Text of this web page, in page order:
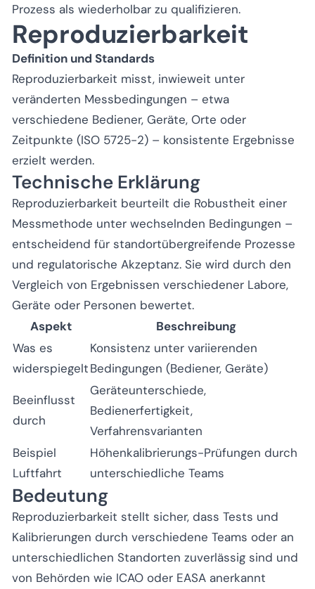
Prozess als wiederholbar zu qualifizieren.
Reproduzierbarkeit
Definition und Standards
Reproduzierbarkeit misst, inwieweit unter
veränderten Messbedingungen – etwa
verschiedene Bediener, Geräte, Orte oder
Zeitpunkte (ISO 5725-2) – konsistente Ergebnisse
erzielt werden.
Technische Erklärung
Reproduzierbarkeit beurteilt die Robustheit einer
Messmethode unter wechselnden Bedingungen –
entscheidend für standortübergreifende Prozesse
und regulatorische Akzeptanz. Sie wird durch den
Vergleich von Ergebnissen verschiedener Labore,
Geräte oder Personen bewertet.
Aspekt
Beschreibung
Was es
widerspiegelt
Konsistenz unter variierenden
Bedingungen (Bediener, Geräte)
Beeinflusst
durch
Geräteunterschiede,
Bedienerfertigkeit,
Verfahrensvarianten
Beispiel
Luftfahrt
Höhenkalibrierungs-Prüfungen durch
unterschiedliche Teams
Bedeutung
Reproduzierbarkeit stellt sicher, dass Tests und
Kalibrierungen durch verschiedene Teams oder an
unterschiedlichen Standorten zuverlässig sind und
von Behörden wie ICAO oder EASA anerkannt